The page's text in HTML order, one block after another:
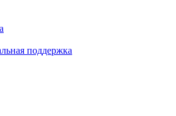
поддержка